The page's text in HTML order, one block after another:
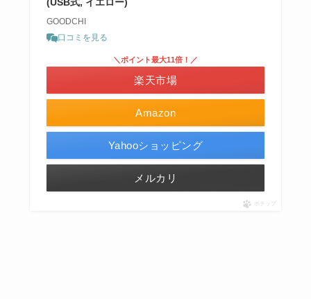
GOODCHI
口コミを見る
Amazon
＼ポイント最大11倍！／
楽天市場
Yahooショッピング
メルカリ
ポチップ